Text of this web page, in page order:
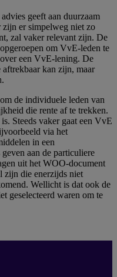
geeft aan duurzaam
zijn er simpelweg niet zo
zal vaker relevant zijn. De
om VvE-leden te
een VvE-lening. De
kan zijn, maar
de individuele leden van
die rente af te trekken.
Steeds vaker gaat een VvE
via het
in een
aan de particuliere
uit het WOO-document
die enerzijds niet
Wellicht is dat ook de
geselecteerd waren om te